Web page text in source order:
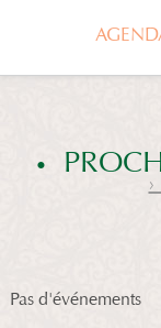
Pas d'événements